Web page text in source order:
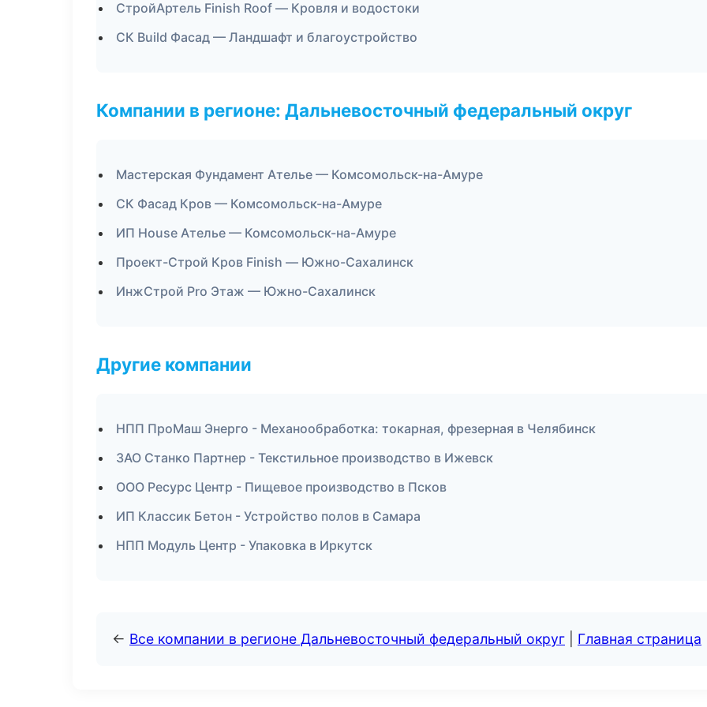
СтройАртель Finish Roof — Кровля и водостоки
СК Build Фасад — Ландшафт и благоустройство
Компании в регионе: Дальневосточный федеральный округ
Мастерская Фундамент Ателье — Комсомольск-на-Амуре
СК Фасад Кров — Комсомольск-на-Амуре
ИП House Ателье — Комсомольск-на-Амуре
Проект-Строй Кров Finish — Южно-Сахалинск
ИнжСтрой Pro Этаж — Южно-Сахалинск
Другие компании
НПП ПроМаш Энерго - Механообработка: токарная, фрезерная в Челябинск
ЗАО Станко Партнер - Текстильное производство в Ижевск
ООО Ресурс Центр - Пищевое производство в Псков
ИП Классик Бетон - Устройство полов в Самара
НПП Модуль Центр - Упаковка в Иркутск
← Все компании в регионе Дальневосточный федеральный округ Главная страница